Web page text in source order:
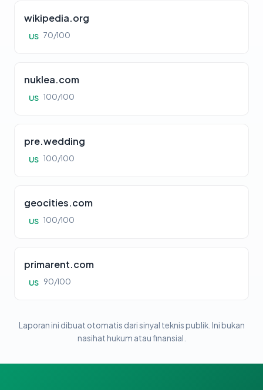
wikipedia.org
US 70/100
nuklea.com
US 100/100
pre.wedding
US 100/100
geocities.com
US 100/100
primarent.com
US 90/100
Laporan ini dibuat otomatis dari sinyal teknis publik. Ini bukan
nasihat hukum atau finansial.